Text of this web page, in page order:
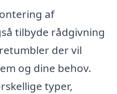
af
tilbyde rådgivning
der vil
og dine behov.
typer,